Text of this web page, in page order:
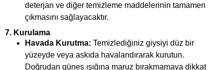
deterjan ve diğer temizleme maddelerinin tamamen
çıkmasını sağlayacaktır.
7. Kurulama
Havada Kurutma: Temizlediğiniz giysiyi düz bir
yüzeyde veya askıda havalandırarak kurutun.
Doğrudan güneş ışığına maruz bırakmamaya dikkat